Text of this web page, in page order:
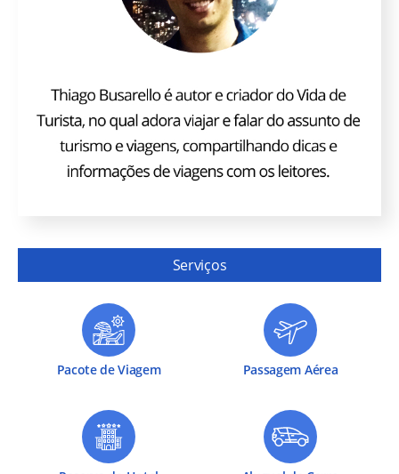
Serviços
Pacote de Viagem Passagem Aérea